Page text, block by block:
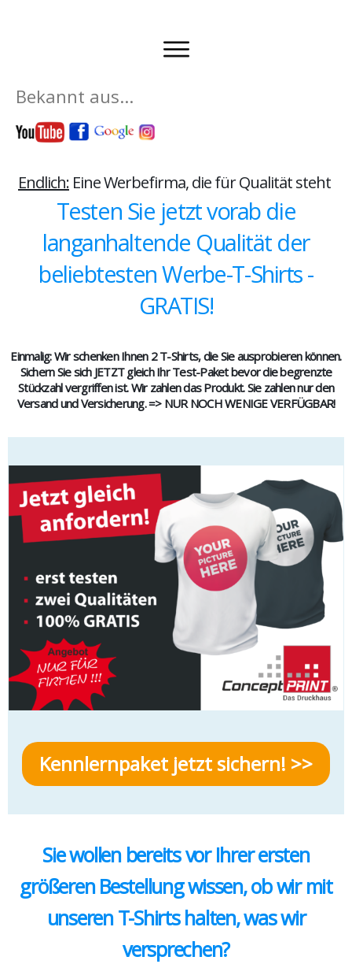
aus...
Endlich: Eine Werbefirma, die für Qualität steht ​​​​
Testen Sie jetzt vorab die
langanhaltende Qualität der
beliebtesten Werbe-T-Shirts -
GRATIS!
Einmalig: Wir schenken Ihnen 2 T-Shirts, die Sie ausprobieren können.
Sichern Sie sich JETZT gleich Ihr Test-Paket bevor die begrenzte
Stückzahl vergriffen ist. Wir zahlen das Produkt. Sie zahlen nur den
Versand und Versicherung. => NUR NOCH WENIGE VERFÜGBAR!
Kennlernpaket jetzt sichern! >>
Sie wollen bereits vor Ihrer ersten
größeren Bestellung wissen, ob wir mit
unseren T-Shirts halten, was wir
versprechen?